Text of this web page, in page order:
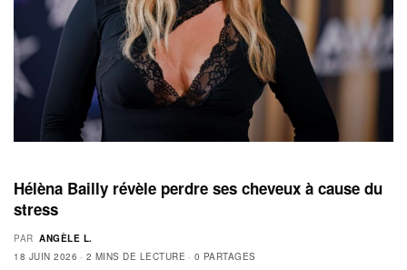
Hélèna Bailly révèle perdre ses cheveux à cause du
stress
PAR ANGÈLE L.
18 JUIN 2026
2 MINS DE LECTURE 0 PARTAGES